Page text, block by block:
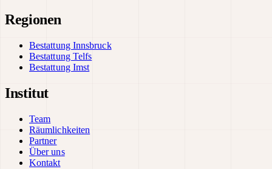
Regionen
Bestattung Innsbruck
Bestattung Telfs
Bestattung Imst
Institut
Team
Räumlichkeiten
Partner
Über uns
Kontakt